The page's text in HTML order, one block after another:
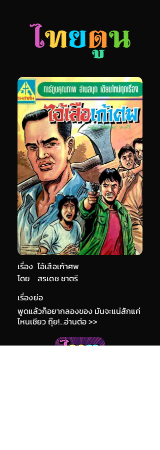
เรื่อง ไอ้เสือเก้าศพ
สรเดช ชาตรี
โดย
เรื่องย่อ
พูดแล้วก็อยากลองของ มันจะแน่สักแค่
ไหนเชียว ถุ๊ย!...อ่านต่อ >>